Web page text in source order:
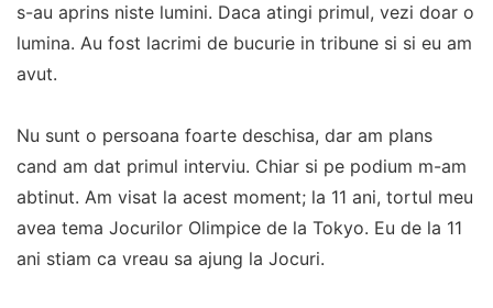
s-au aprins niste lumini. Daca atingi primul, vezi doar o
lumina. Au fost lacrimi de bucurie in tribune si si eu am
avut.
Nu sunt o persoana foarte deschisa, dar am plans
cand am dat primul interviu. Chiar si pe podium m-am
abtinut. Am visat la acest moment; la 11 ani, tortul meu
avea tema Jocurilor Olimpice de la Tokyo. Eu de la 11
ani stiam ca vreau sa ajung la Jocuri.